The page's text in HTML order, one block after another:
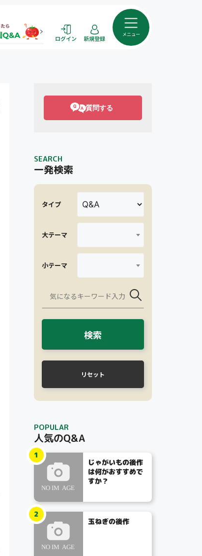
ログイン 新規登録
メニュー
質問する
SEARCH
一発検索
タイプ
大テーマ
小テーマ
検索
リセット
POPULAR
人気のQ&A
じゃがいもの後作
は何がおすすめで
すか？
1
玉ねぎの後作
2